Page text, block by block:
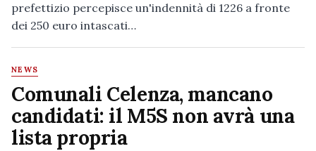
prefettizio percepisce un'indennità di 1226 a fronte
dei 250 euro intascati…
NEWS
Comunali Celenza, mancano
candidati: il M5S non avrà una
lista propria